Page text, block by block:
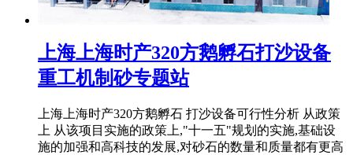
上海上海时产320方鹅孵石打沙设备
重工机制砂专题站
上海上海时产320方鹅孵石 打沙设备可行性分析 从政策
上 从该项目实施的政策上,"十一五"规划的实施,基础设
施的加强和高科技的发展,对砂石的数量和质量都有更高